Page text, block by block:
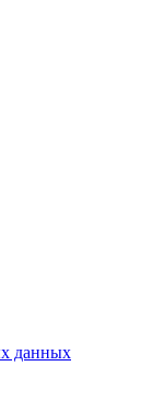
данных